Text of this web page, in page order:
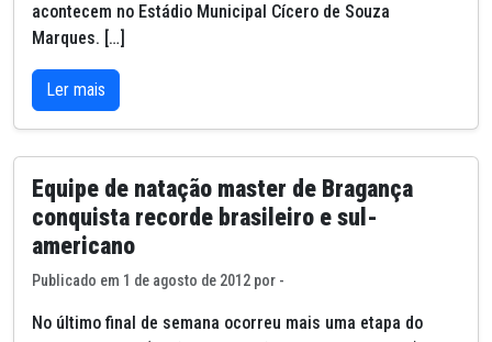
acontecem no Estádio Municipal Cícero de Souza
Marques. […]
Ler mais
Equipe de natação master de Bragança
conquista recorde brasileiro e sul-
americano
Publicado em 1 de agosto de 2012 por -
No último final de semana ocorreu mais uma etapa do